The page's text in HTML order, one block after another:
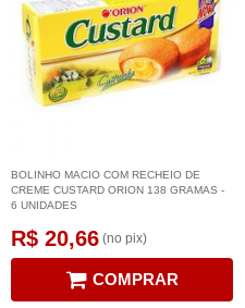
BOLINHO MACIO COM RECHEIO DE
CREME CUSTARD ORION 138 GRAMAS -
6 UNIDADES
R$ 20,66 (no pix)
COMPRAR